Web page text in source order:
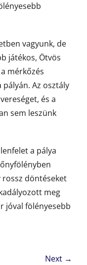
vagyunk, de
játékos, Ötvös
mérkőzés
Az osztály
és a
sem leszünk
a pálya
döntéseket
meg
jóval fölényesebb
Next →